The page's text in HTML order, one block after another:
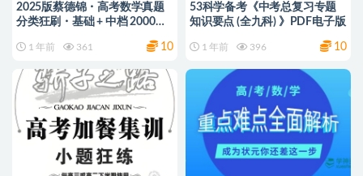
2025版蔡德锦・高考数学真题
分类狂刷・基础 + 中档 2000题
1 年前 361 10
53科学备考《中考总复习专题
知识要点 (全九科) 》PDF电子版
1 年前 396 10